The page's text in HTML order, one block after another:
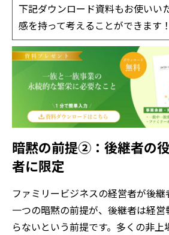
下記ダウンロード資料もお使いい
感を持って考えることができます！
暗黙の前提②：後継者の
者に限定
ファミリービジネスの経営者が後
一つの暗黙の前提が、後継者は経
らないという前提です。多くの非